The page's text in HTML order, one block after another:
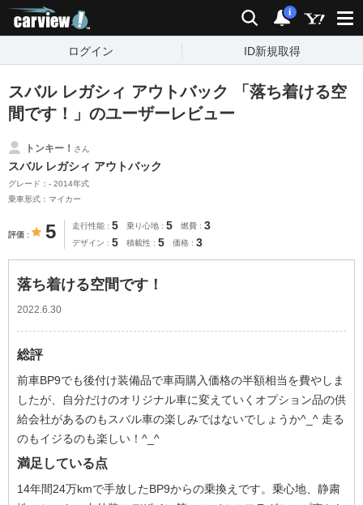
検索 通知
i
ログイン ID新規取得
スバル レガシィ アウトバック 「落ち着ける空
間です！」のユーザーレビュー
トンキー！ さん
スバル レガシィ アウトバック
グレード：- 2014年式
乗車形式：マイカー
評価 5 走行性能 5 乗り心地 5 燃費 3
デザイン 5 積載性 5 価格 3
落ち着ける空間です！
2022.6.30
総評
前車BP9でも後付け装備品で車両購入価格の半額相当を費やしま
したが、自分だけのオリジナル車に変えていくオプション品の供
給会社があるのもスバル車の楽しみではないでしょうか^_^ 走る
のもイジるのも楽しい！^_^
満足している点
14年間24万kmで手放したBP9からの乗換えです。乗心地、静粛